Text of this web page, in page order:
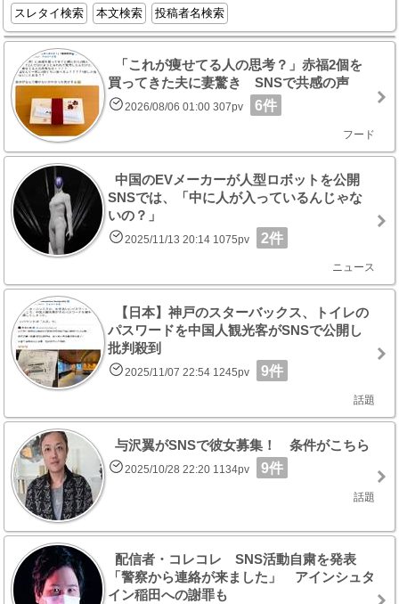
スレタイ検索 本文検索 投稿者名検索
「これが痩せてる人の思考？」赤福2個を
買ってきた夫に妻驚き SNSで共感の声
2026/08/06 01:00 307pv 6件
フード
中国のEVメーカーが人型ロボットを公開
SNSでは、「中に人が入っているんじゃな
いの？」
2025/11/13 20:14 1075pv 2件
ニュース
【日本】神戸のスターバックス、トイレの
パスワードを中国人観光客がSNSで公開し
批判殺到
2025/11/07 22:54 1245pv 9件
話題
与沢翼がSNSで彼女募集！ 条件がこちら
2025/10/28 22:20 1134pv 9件
話題
配信者・コレコレ SNS活動自粛を発表
「警察から連絡が来ました」 アインシュタ
イン稲田への謝罪も